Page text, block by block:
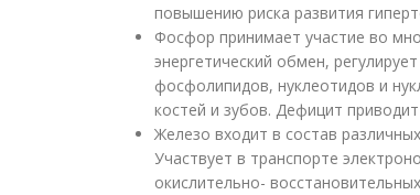
повышению риска развития
Фосфор принимает участие во
энергетический обмен,
фосфолипидов, нуклеотидов и
костей и зубов. Дефицит
Железо входит в состав
Участвует в транспорте
окислительно-